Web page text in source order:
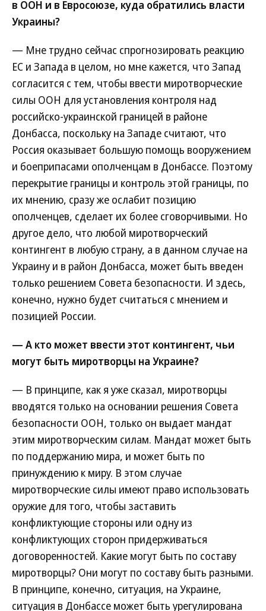
в ООН и в Евросоюзе, куда обратились власти
Украины?
— Мне трудно сейчас спрогнозировать реакцию
ЕС и Запада в целом, но мне кажется, что Запад
согласится с тем, чтобы ввести миротворческие
силы ООН для установления контроля над
российско-украинской границей в районе
Донбасса, поскольку на Западе считают, что
Россия оказывает большую помощь вооружением
и боеприпасами ополченцам в Донбассе. Поэтому
перекрытие границы и контроль этой границы, по
их мнению, сразу же ослабит позицию
ополченцев, сделает их более сговорчивыми. Но
другое дело, что любой миротворческий
контингент в любую страну, а в данном случае на
Украину и в район Донбасса, может быть введен
только решением Совета безопасности. И здесь,
конечно, нужно будет считаться с мнением и
позицией России.
— А кто может ввести этот контингент, чьи
могут быть миротворцы на Украине?
— В принципе, как я уже сказал, миротворцы
вводятся только на основании решения Совета
безопасности ООН, только он выдает мандат
этим миротворческим силам. Мандат может быть
по поддержанию мира, и может быть по
принуждению к миру. В этом случае
миротворческие силы имеют право использовать
оружие для того, чтобы заставить
конфликтующие стороны или одну из
конфликтующих сторон придерживаться
договоренностей. Какие могут быть по составу
миротворцы? Они могут по составу быть разными.
В принципе, конечно, ситуация, на Украине,
ситуация в Донбассе может быть урегулирована